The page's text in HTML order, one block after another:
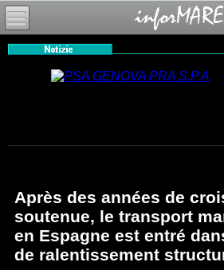
Après des années de
soutenue, le transport
en Espagne est entré
de ralentissement